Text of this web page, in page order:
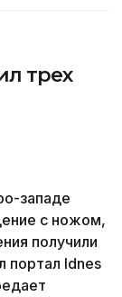
трех
западе
с ножом,
получили
портал Idnes